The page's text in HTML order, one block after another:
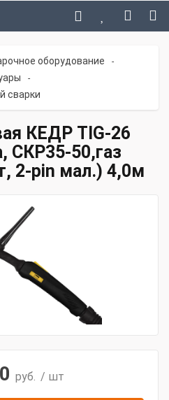
оборудование -
-
сварки
КЕДР TIG-26
СКР35-50,газ
2-pin мал.) 4,0м
руб. / шт